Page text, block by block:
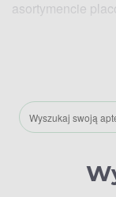
asortymencie
Dzięki
dokonasz